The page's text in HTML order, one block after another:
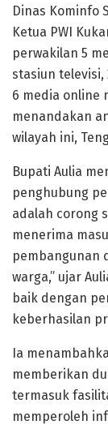
Dinas Kominfo
Ketua PWI
perwakilan 5
stasiun televisi,
6 media online
menandakan
wilayah ini,
Bupati Aulia
penghubung
adalah corong
menerima
pembangunan
warga,” ujar
baik dengan
keberhasilan
Ia
memberikan
termasuk
memperoleh